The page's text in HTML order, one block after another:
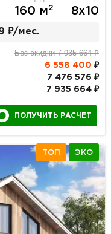
160 м2 8х10
₽/мес.
Без скидки 7 935 664 ₽
6 558 400 ₽
7 476 576 ₽
7 935 664 ₽
ПОЛУЧИТЬ РАСЧЕТ
ТОП ЭКО